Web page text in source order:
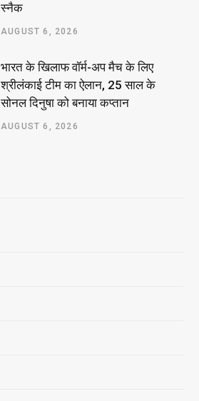
स्नैक
AUGUST 6, 2026
भारत के खिलाफ वॉर्म-अप मैच के लिए
श्रीलंकाई टीम का ऐलान, 25 साल के
सोनल दिनुषा को बनाया कप्तान
AUGUST 6, 2026